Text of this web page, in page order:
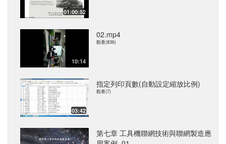
01:00:52
10:14
02.mp4
觀看(836)
03:42
指定列印頁數(自動設定縮放比例)
觀看(7)
第七章 工具機聯網技術與聯網製造應